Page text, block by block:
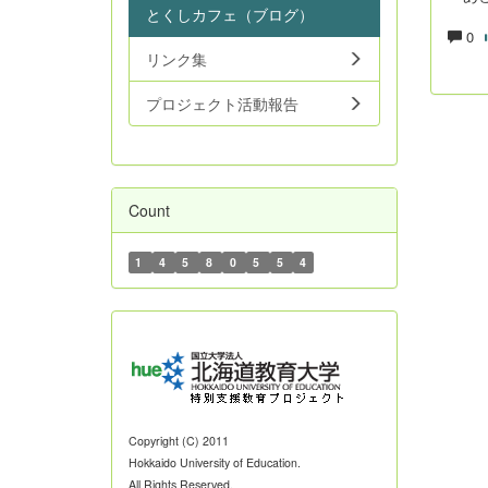
0
とくしカフェ（ブログ）
リンク集
プロジェクト活動報告
Count
1 4 5 8 0 5 5 4
Copyright (C) 2011
Hokkaido University of Education.
All Rights Reserved.